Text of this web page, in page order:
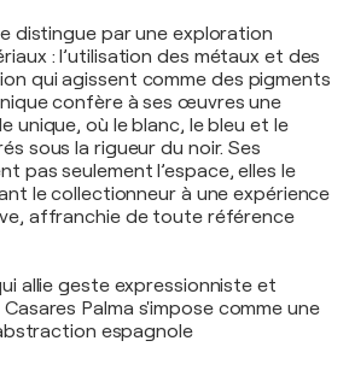
distingue par une exploration
: l’utilisation des métaux et des
qui agissent comme des pigments
confère à ses œuvres une
unique, où le blanc, le bleu et le
sous la rigueur du noir. Ses
pas seulement l’espace, elles le
le collectionneur à une expérience
affranchie de toute référence
allie geste expressionniste et
Palma s'impose comme une
espagnole